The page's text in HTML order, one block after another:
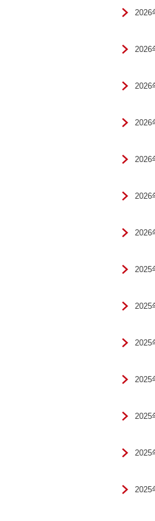
2026
2026
2026
2026
2026
2026
2026
2025
2025
2025
2025
2025
2025
2025